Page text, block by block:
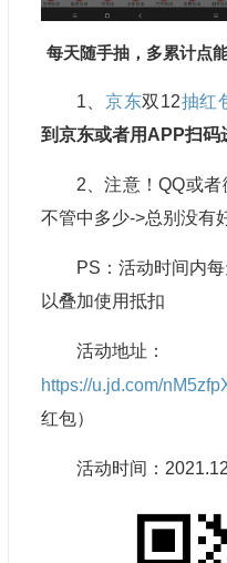
每天随手抽，多累计点
1、 京东双12抽红
到京东或者用APP扫码
2、注意！QQ或
不管中多少->总别没有
PS：活动时间内
以叠加使用抵扣
活动地址：
https://u.jd.com/
红包）
活动时间：